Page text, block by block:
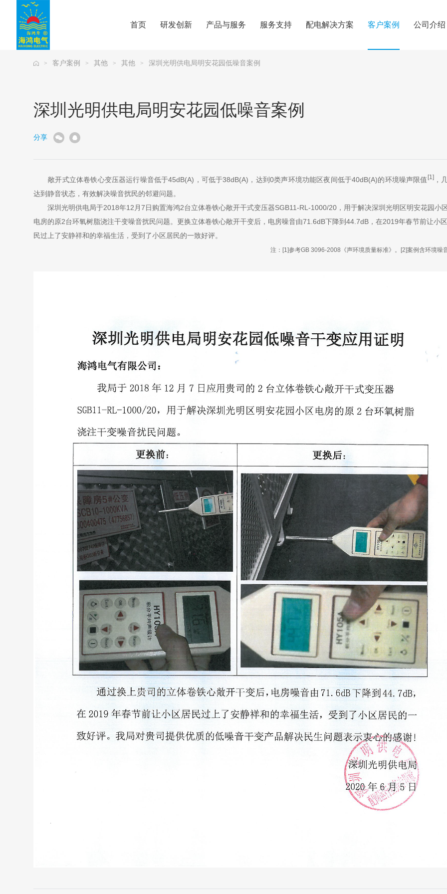
首页 研发创新 产品与服务 服务支持 配电解决方案 客户案例 公司介绍
> 客户案例 > 其他 > 其他 > 深圳光明供电局明安花园低噪音案例
深圳光明供电局明安花园低噪音案例
分享
敞开式立体卷铁心变压器运行噪音低于45dB(A)，可低于38dB(A)，达到0类声环境功能区夜间低于40dB(A)的环境噪声限值 [1]，
达到静音状态，有效解决噪音扰民的邻避问题。
深圳光明供电局于2018年12月7日购置海鸿2台立体卷铁心敞开干式变压器SGB11-RL-1000/20，用于解决深圳光明区明安花园小
电房的原2台环氧树脂浇注干变噪音扰民问题。更换立体卷铁心敞开干变后，电房噪音由71.6dB下降到44.7dB，在2019年春节前让小
民过上了安静祥和的幸福生活，受到了小区居民的一致好评。
注：[1]参考GB 3096-2008《声环境质量标准》。[2]案例含环境噪